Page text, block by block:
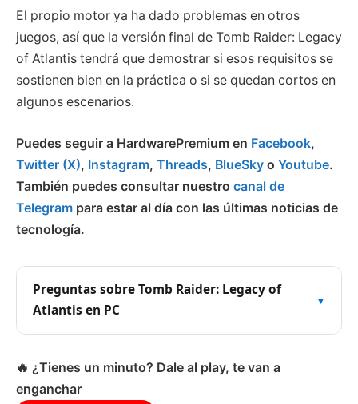
El propio motor ya ha dado problemas en otros
juegos, así que la versión final de Tomb Raider: Legacy
of Atlantis tendrá que demostrar si esos requisitos se
sostienen bien en la práctica o si se quedan cortos en
algunos escenarios.
Puedes seguir a HardwarePremium en Facebook,
Twitter (X), Instagram, Threads, BlueSky o Youtube.
También puedes consultar nuestro canal de
Telegram para estar al día con las últimas noticias de
tecnología.
Preguntas sobre Tomb Raider: Legacy of
Atlantis en PC
🔥 ¿Tienes un minuto? Dale al play, te van a
enganchar